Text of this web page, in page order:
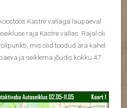
Kastre vallaga laupäeval
raja Kastre vallas. Rajal oli
mis olid toodud ära kahel
ja seiklema jõudis kokku 47